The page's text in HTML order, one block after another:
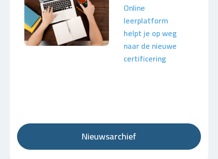
Online
leerplatform
helpt je op weg
naar de nieuwe
certificering
Nieuwsarchief